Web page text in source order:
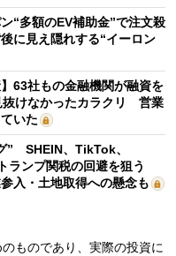
“多額のEV補助金”で注文殺
に見え隠れする“イーロン
63社もの金融機関が融資を
抜けなかったカラクリ 営業
いた
” SHEIN、TikTok、
ランプ関税の回避を狙う
入・土地取得への懸念も
ものであり、実際の投資に